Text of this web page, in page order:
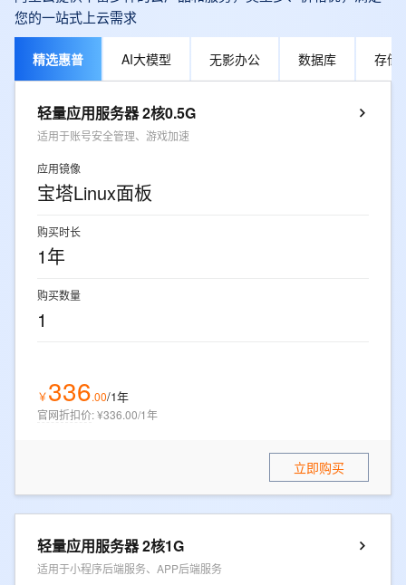
您的一站式上云需求
精选惠普 AI大模型 无影办公 数据库 存储
轻量应用服务器 2核0.5G
适用于账号安全管理、游戏加速
应用镜像
宝塔Linux面板
购买时长
1年
购买数量
1
￥336.00/1年
官网折扣价:¥336.00/1年
立即购买
轻量应用服务器 2核1G
适用于小程序后端服务、APP后端服务